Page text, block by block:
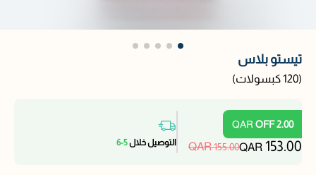
تيستو بلاس
(120 كبسولات )
2.00
QAR OFF
153.00
QAR
155.00
QAR التوصيل خلال5-6